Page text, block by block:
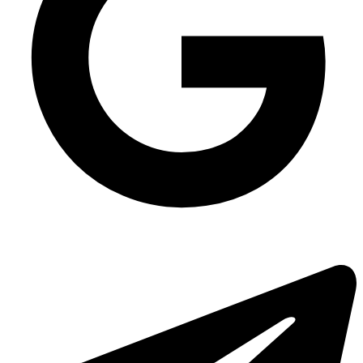
Упаковка для суші ПС-63 (дно чорне), 380 шт/уп
Коробка для піци/хачапурі 328х163х38 мм бура, 100 шт/уп
Упаковка для тортів 0,5 кг ПС-223, 150 шт/уп